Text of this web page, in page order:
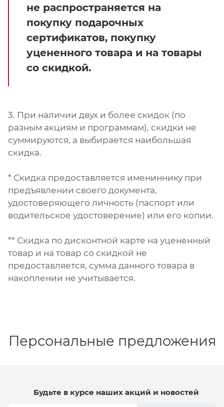
не распространяется на
покупку подарочных
сертификатов, покупку
уцененного товара и на товары
со скидкой.
3. При наличии двух и более скидок (по
разным акциям и программам), скидки не
суммируются, а выбирается наибольшая
скидка.
* Скидка предоставляется имениннику при
предъявлении своего документа,
удостоверяющего личность (паспорт или
водительское удостоверение) или его копии.
** Скидка по дисконтной карте на уцененный
товар и на товар со скидкой не
предоставляется, сумма данного товара в
накоплении не учитывается.
Персональные предложения
Будьте в курсе наших акций и новостей